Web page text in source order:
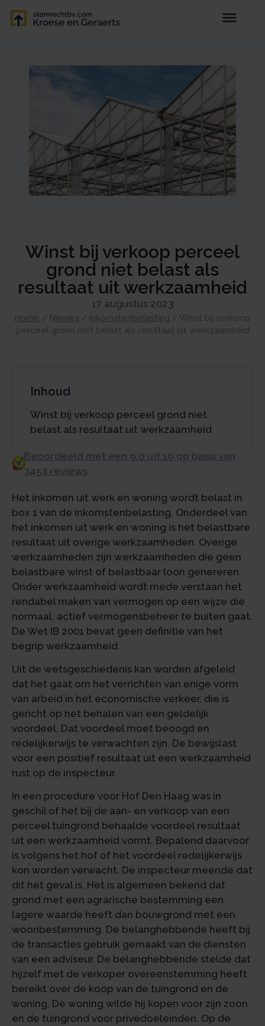
Winst bij verkoop perceel
grond niet belast als
resultaat uit werkzaamheid
17 augustus 2023
Home / Nieuws / Inkomstenbelasting / Winst bij verkoop
perceel grond niet belast als resultaat uit werkzaamheid
Inhoud
Winst bij verkoop perceel grond niet
belast als resultaat uit werkzaamheid
Beoordeeld met een 9.0 uit 10 op basis van
3453 reviews
Het inkomen uit werk en woning wordt belast in
box 1 van de inkomstenbelasting. Onderdeel van
het inkomen uit werk en woning is het belastbare
resultaat uit overige werkzaamheden. Overige
werkzaamheden zijn werkzaamheden die geen
belastbare winst of belastbaar loon genereren.
Onder werkzaamheid wordt mede verstaan het
rendabel maken van vermogen op een wijze die
normaal, actief vermogensbeheer te buiten gaat.
De Wet IB 2001 bevat geen definitie van het
begrip werkzaamheid.
Uit de wetsgeschiedenis kan worden afgeleid
dat het gaat om het verrichten van enige vorm
van arbeid in het economische verkeer, die is
gericht op het behalen van een geldelijk
voordeel. Dat voordeel moet beoogd en
redelijkerwijs te verwachten zijn. De bewijslast
voor een positief resultaat uit een werkzaamheid
rust op de inspecteur.
In een procedure voor Hof Den Haag was in
geschil of het bij de aan- en verkoop van een
perceel tuingrond behaalde voordeel resultaat
uit een werkzaamheid vormt. Bepalend daarvoor
is volgens het hof of het voordeel redelijkerwijs
kon worden verwacht. De inspecteur meende dat
dit het geval is. Het is algemeen bekend dat
grond met een agrarische bestemming een
lagere waarde heeft dan bouwgrond met een
woonbestemming. De belanghebbende heeft bij
de transacties gebruik gemaakt van de diensten
van een adviseur. De belanghebbende stelde dat
hijzelf met de verkoper overeenstemming heeft
bereikt over de koop van de tuingrond en de
woning. De woning wilde hij kopen voor zijn zoon
en de tuingrond voor privédoeleinden. Op de